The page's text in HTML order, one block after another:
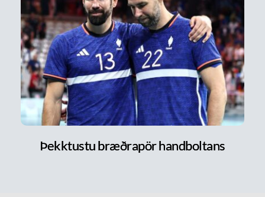
Þekktustu bræðrapör handboltans